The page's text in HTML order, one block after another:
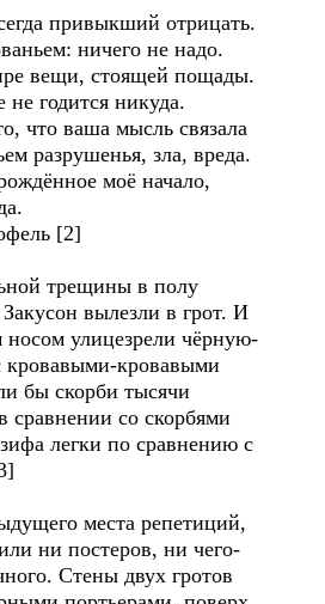
отрицать.
ничего не надо.
стоящей пощады.
никуда.
ваша мысль связала
зла, вреда.
моё начало,
[2]
трещины в полу
вылезли в грот. И
улицезрели чёрную-
кровавыми-кровавыми
бы скорби тысячи
со скорбями
легки по сравнению с
места репетиций,
ни постеров, ни чего-
Стены двух гротов